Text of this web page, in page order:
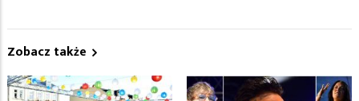
Zobacz także